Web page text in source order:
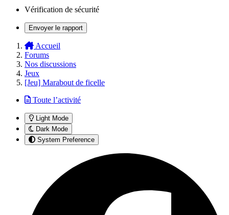
Vérification de sécurité
Envoyer le rapport
Accueil
Forums
Nos discussions
Jeux
[Jeu] Marabout de ficelle
Toute l’activité
Light Mode
Dark Mode
System Preference